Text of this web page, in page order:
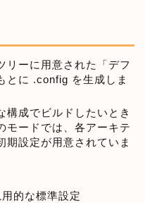
リーに用意された「デフ
とに .config を生成しま
構成でビルドしたいとき
モードでは、各アーキテ
期設定が用意されていま
的な標準設定